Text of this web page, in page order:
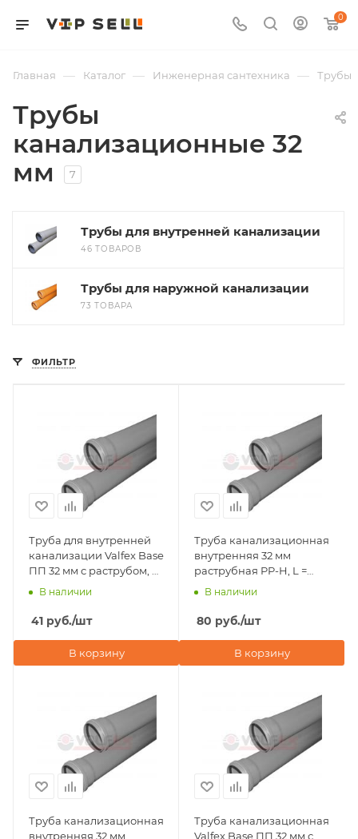
0
Главная — Каталог — Инженерная сантехника — Трубы
Трубы
канализационные 32
мм
7
Трубы для внутренней канализации
46 ТОВАРОВ
Трубы для наружной канализации
73 ТОВАРА
ФИЛЬТР
Труба для внутренней
канализации Valfex Base
ПП 32 мм с раструбом, L
= 250 мм
В наличии
41 руб./шт
В корзину
Труба канализационная
внутренняя 32 мм
раструбная PP-H, L =
1000 мм, Valfex Base
В наличии
80 руб./шт
В корзину
Труба канализационная
внутренняя 32 мм
Труба канализационная
Valfex Base ПП 32 мм с